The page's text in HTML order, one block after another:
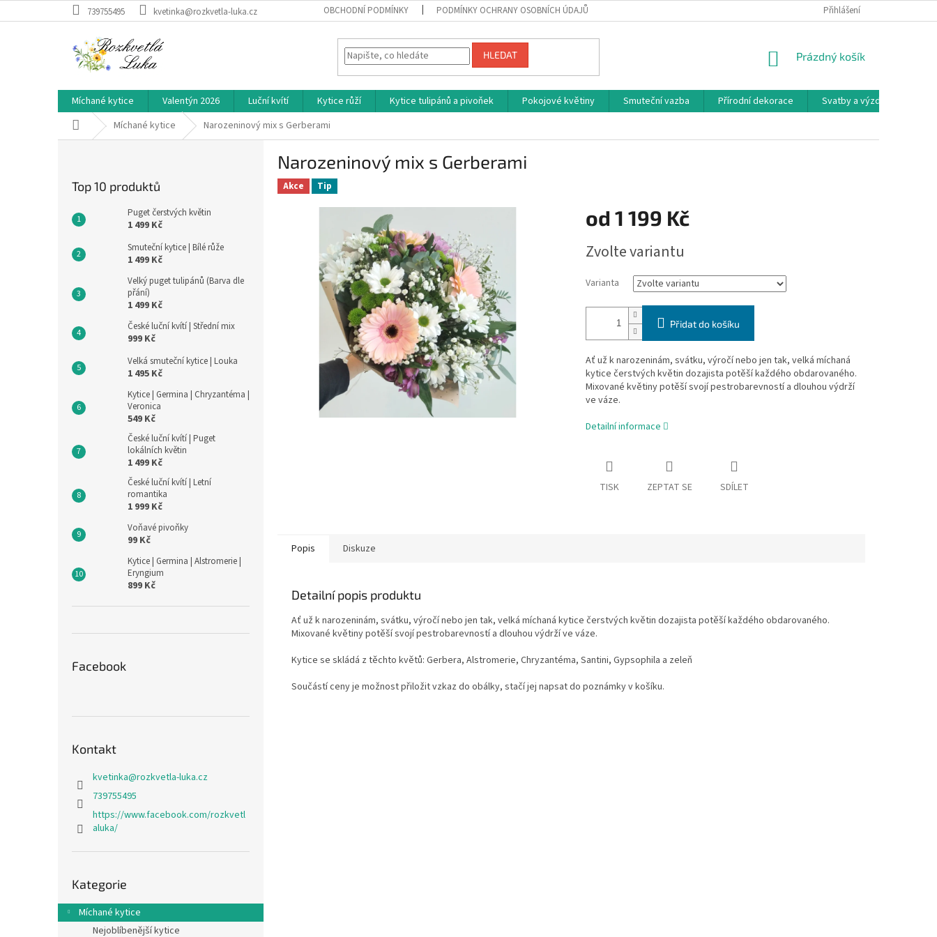
na
739755495 kvetinka@rozkvetla-luka.cz OBCHODNÍ PODMÍNKY PODMÍNKY OCHRANY OSOBNÍCH ÚDAJŮ Přihlášení
HLEDAT
NÁKUPNÍ
Prázdný košík
Míchané kytice Valentýn 2026 Luční kvítí Kytice růží Kytice tulipánů a pivoňek Pokojové květiny Smuteční vazba Přírodní dekorace Svatby a výzdoby
Domů Míchané kytice Narozeninový mix s Gerberami
Top 10 produktů
Puget čerstvých květin
1 499 Kč
Smuteční kytice | Bílé růže
1 499 Kč
Velký puget tulipánů (Barva dle
přání)
1 499 Kč
České luční kvítí | Střední mix
999 Kč
Velká smuteční kytice | Louka
1 495 Kč
Kytice | Germina | Chryzantéma |
Veronica
549 Kč
České luční kvítí | Puget
lokálních květin
1 499 Kč
České luční kvítí | Letní
romantika
1 999 Kč
Voňavé pivoňky
99 Kč
Kytice | Germina | Alstromerie |
Eryngium
899 Kč
Facebook
Kontakt
kvetinka@rozkvetla-luka.cz
739755495
https://www.facebook.com/rozkvetl
aluka/
kategorie
Kategorie
Míchané kytice
Nejoblíbenější kytice
Narozeninový mix s Gerberami
Akce Tip
od 1 199 Kč
cena:
Zvolte variantu
Varianta
Přidat do košíku
Ať už k narozeninám, svátku, výročí nebo jen tak, velká míchaná
kytice čerstvých květin dozajista potěší každého obdarovaného.
Mixované květiny potěší svojí pestrobarevností a dlouhou výdrží
ve váze.
Detailní informace
TISK ZEPTAT SE SDÍLET
Popis Diskuze
Detailní popis produktu
Ať už k narozeninám, svátku, výročí nebo jen tak, velká míchaná kytice čerstvých květin dozajista potěší každého obdarovaného.
Mixované květiny potěší svojí pestrobarevností a dlouhou výdrží ve váze.
Kytice se skládá z těchto květů: Gerbera, Alstromerie, Chryzantéma, Santini, Gypsophila a zeleň
Součástí ceny je možnost přiložit vzkaz do obálky, stačí jej napsat do poznámky v košíku.